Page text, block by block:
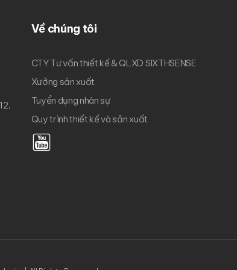
Về chúng tôi
CTY Tư vấn thiết kế & QLXD SIXTHSENSE
Xưởng sản xuất
Tuyển dụng nhân sự
Quy trình thiết kế và sản xuất